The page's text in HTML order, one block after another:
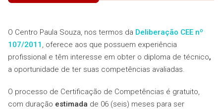
O Centro Paula Souza, nos termos da Deliberação CEE nº
107/2011 , oferece aos que possuem experiência
profissional e têm interesse em obter o diploma de técnico,
a oportunidade de ter suas competências avaliadas.
O processo de Certificação de Competências é gratuito,
com duração estimada de 06 (seis) meses para ser